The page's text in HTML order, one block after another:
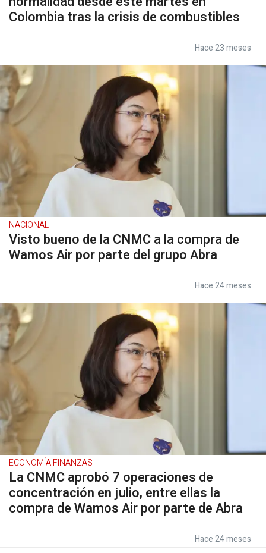
Colombia tras la crisis de combustibles
Hace 23 meses
NACIONAL
Visto bueno de la CNMC a la compra de
Wamos Air por parte del grupo Abra
Hace 24 meses
ECONOMÍA FINANZAS
La CNMC aprobó 7 operaciones de
concentración en julio, entre ellas la
compra de Wamos Air por parte de Abra
Hace 24 meses